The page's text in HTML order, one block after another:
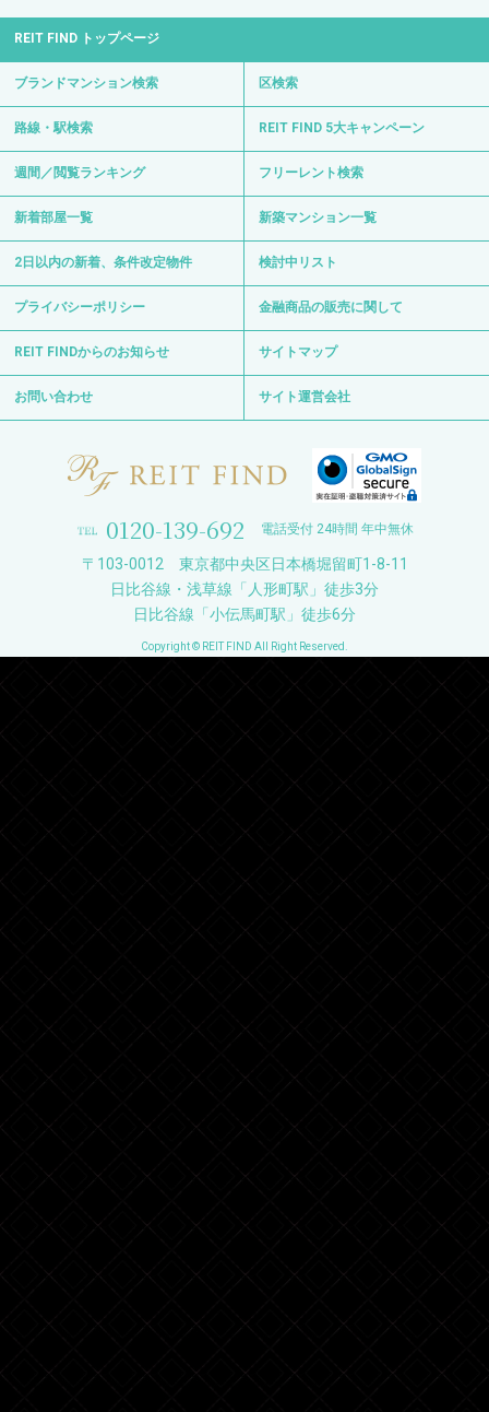
REIT FIND トップページ
ブランドマンション検索 区検索
路線・駅検索 REIT FIND 5大キャンペーン
週間／閲覧ランキング フリーレント検索
新着部屋一覧 新築マンション一覧
2日以内の新着、条件改定物件 検討中リスト
プライバシーポリシー 金融商品の販売に関して
REIT FINDからのお知らせ サイトマップ
お問い合わせ サイト運営会社
0120-139-692 電話受付 24時間 年中無休
〒103-0012 東京都中央区日本橋堀留町1-8-11
日比谷線・浅草線「人形町駅」徒歩3分
日比谷線「小伝馬町駅」徒歩6分
Copyright © REIT FIND All Right Reserved.